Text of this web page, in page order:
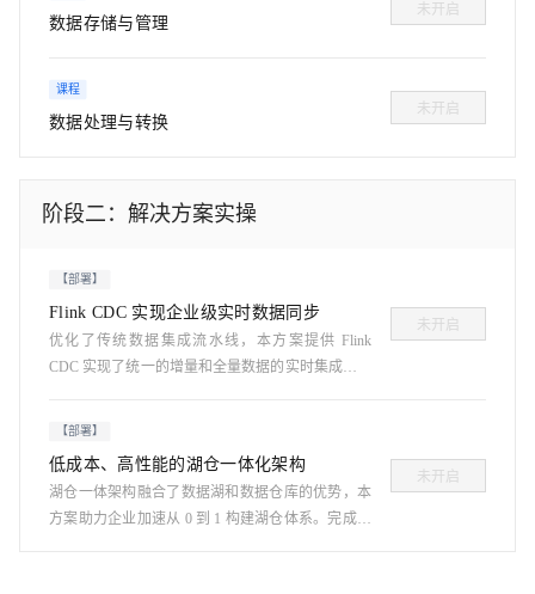
数据存储与管理
未开启
课程
数据处理与转换
未开启
阶段二：解决方案实操
【部署】
Flink CDC 实现企业级实时数据同步
优化了传统数据集成流水线，本方案提供 Flink
CDC 实现了统一的增量和全量数据的实时集成。完
未开启
【部署】
低成本、高性能的湖仓一体化架构
湖仓一体架构融合了数据湖和数据仓库的优势，本
方案助力企业加速从 0 到 1 构建湖仓体系。完成后
未开启